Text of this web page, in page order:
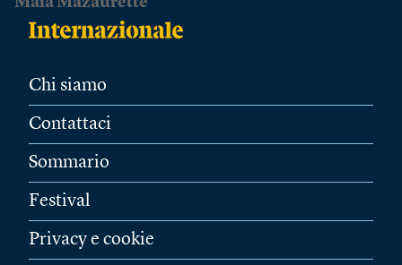
Chi siamo
Contattaci
Sommario
Festival
Privacy e cookie